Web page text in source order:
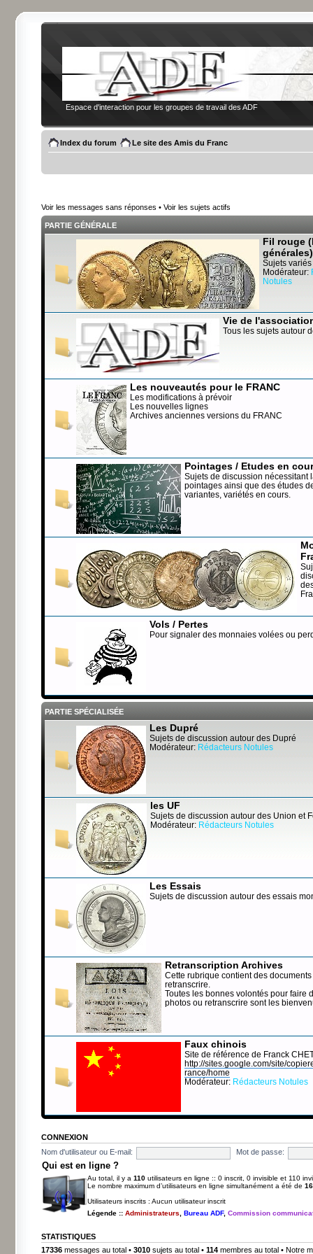
Espace d'interaction pour les groupes de travail des ADF
Index du forum Le site des Amis du Franc
Voir les messages sans réponses • Voir les sujets actifs
PARTIE GÉNÉRALE
Fil rouge
générales)
Sujets variés
Modérateur:
Notules
Vie de
Tous les sujets autour
Les nouveautés pour le FRANC
Les modifications à prévoir
Les nouvelles lignes
Archives anciennes versions du FRANC
Pointages / Etudes en
Sujets de discussion nécessitant
pointages ainsi que des études
variantes, variétés en cours.
Vols / Pertes
Pour signaler des monnaies volées ou
PARTIE SPÉCIALISÉE
Les Dupré
Sujets de discussion autour des Dupré
Modérateur: Rédacteurs Notules
les UF
Sujets de discussion autour des Union et
Modérateur: Rédacteurs Notules
Les Essais
Sujets de discussion autour des essais
Retranscription Archives
Cette rubrique contient des
retranscrire.
Toutes les bonnes volontés pour faire
photos ou retranscrire sont les
Faux chinois
Site de référence de Franck
http://sites.google.com/site/
rance/home
Modérateur: Rédacteurs Notules
CONNEXION
Nom d'utilisateur ou E-mail:
Mot de passe:
Qui est en ligne ?
Au total, il y a 110 utilisateurs en ligne :: 0 inscrit, 0 invisible et 110
Le nombre maximum d’utilisateurs en ligne simultanément a été de
Utilisateurs inscrits : Aucun utilisateur inscrit
Légende :: Administrateurs Bureau ADF, Commission
STATISTIQUES
17336 messages au total • 3010 sujets au total • 114 membres au total • Notre